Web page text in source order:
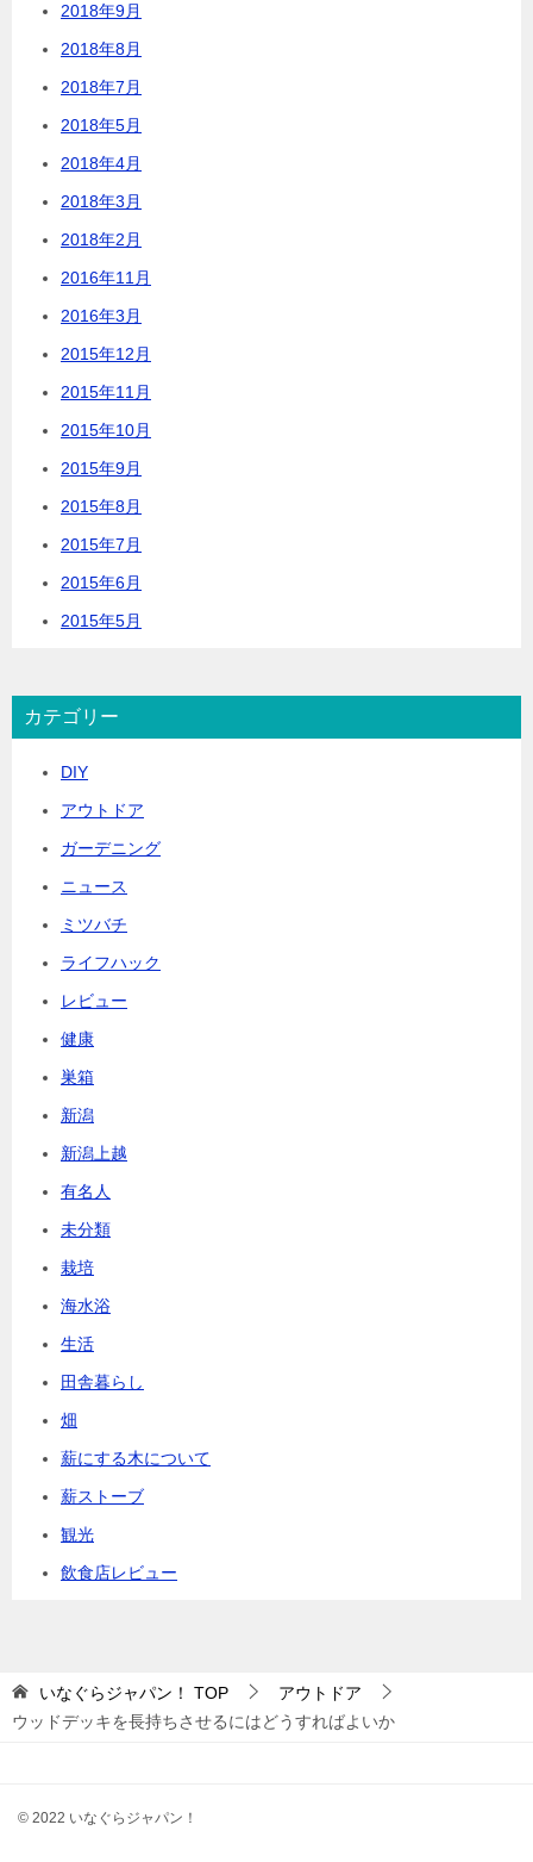
2018年9月
2018年8月
2018年7月
2018年5月
2018年4月
2018年3月
2018年2月
2016年11月
2016年3月
2015年12月
2015年11月
2015年10月
2015年9月
2015年8月
2015年7月
2015年6月
2015年5月
カテゴリー
DIY
アウトドア
ガーデニング
ニュース
ミツバチ
ライフハック
レビュー
健康
巣箱
新潟
新潟上越
有名人
未分類
栽培
海水浴
生活
田舎暮らし
畑
薪にする木について
薪ストーブ
観光
飲食店レビュー
いなぐらジャパン！ TOP
アウトドア
ウッドデッキを長持ちさせるにはどうすればよいか
© 2022 いなぐらジャパン！